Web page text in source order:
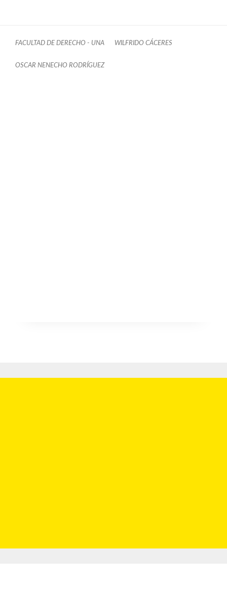
FACULTAD DE DERECHO - UNA WILFRIDO CÁCERES
OSCAR NENECHO RODRÍGUEZ